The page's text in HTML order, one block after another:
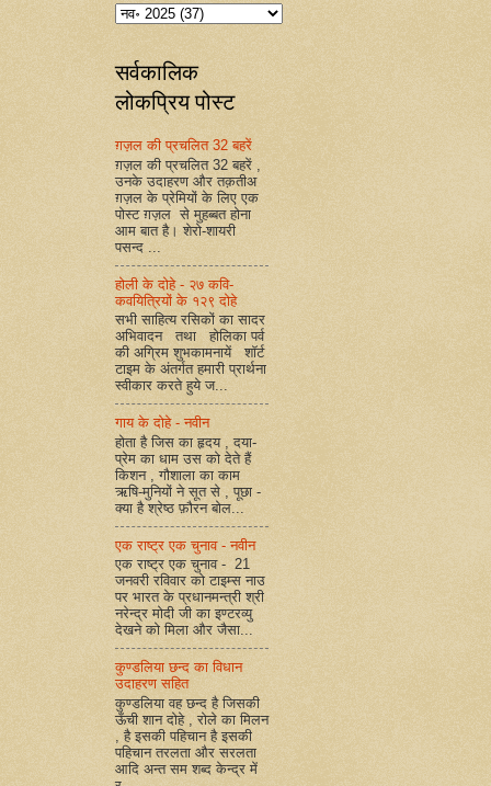
सर्वकालिक
लोकप्रिय पोस्ट
ग़ज़ल की प्रचलित 32 बहरें
ग़ज़ल की प्रचलित 32 बहरें ,
उनके उदाहरण और तक़तीअ
ग़ज़ल के प्रेमियों के लिए एक
पोस्ट ग़ज़ल से मुहब्बत होना
आम बात है। शेरो-शायरी
पसन्द ...
होली के दोहे - २७ कवि-
कवयित्रियों के १२९ दोहे
सभी साहित्य रसिकों का सादर
अभिवादन तथा होलिका पर्व
की अग्रिम शुभकामनायें शॉर्ट
टाइम के अंतर्गत हमारी प्रार्थना
स्वीकार करते हुये ज...
गाय के दोहे - नवीन
होता है जिस का हृदय , दया-
प्रेम का धाम उस को देते हैं
किशन , गौशाला का काम
ऋषि-मुनियों ने सूत से , पूछा -
क्या है श्रेष्ठ फ़ौरन बोल...
एक राष्ट्र एक चुनाव - नवीन
एक राष्ट्र एक चुनाव - 21
जनवरी रविवार को टाइम्स नाउ
पर भारत के प्रधानमन्त्री श्री
नरेन्द्र मोदी जी का इण्टरव्यु
देखने को मिला और जैसा...
कुण्डलिया छन्द का विधान
उदाहरण सहित
कुण्डलिया वह छन्द है जिसकी
ऊँची शान दोहे , रोले का मिलन
, है इसकी पहिचान है इसकी
पहिचान तरलता और सरलता
आदि अन्त सम शब्द केन्द्र में